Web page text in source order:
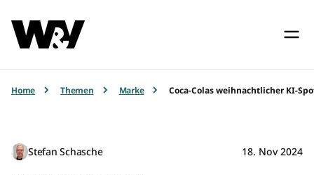
Home Themen Marke Coca-Colas weihnachtlicher KI-
Stefan Schasche 18. Nov 2024